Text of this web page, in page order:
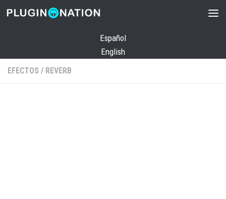
Saltar al contenido
Español
English
EFECTOS / REVERB